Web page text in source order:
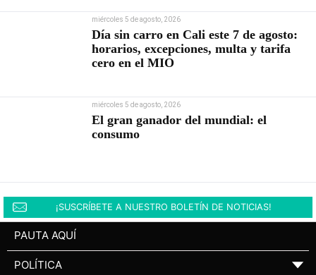
miércoles 5 de agosto, 2026
Día sin carro en Cali este 7 de agosto:
horarios, excepciones, multa y tarifa
cero en el MIO
miércoles 5 de agosto, 2026
El gran ganador del mundial: el
consumo
¡SUSCRÍBETE A NUESTRO BOLETÍN DE NOTICIAS!
PAUTA AQUÍ
POLÍTICA ▼